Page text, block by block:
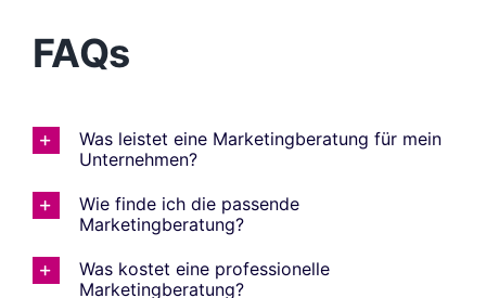
FAQs
Was leistet eine Marketingberatung für mein
Unternehmen?
Wie finde ich die passende
Marketingberatung?
Was kostet eine professionelle
Marketingberatung?